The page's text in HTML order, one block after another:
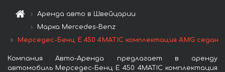
Аренда авто в Швейцарии
Марка Mercedes-Benz
Мерседес-Бенц E 450 4MATIC комплектация AMG седан
Компания Авто-Аренда предлагает в аренду
автомобиль Мерседес-Бенц E 450 4MATIC комплектация